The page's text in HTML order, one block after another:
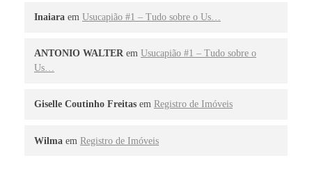
Inaiara em Usucapião #1 – Tudo sobre o Us…
ANTONIO WALTER em Usucapião #1 – Tudo sobre o
Us…
Giselle Coutinho Freitas em Registro de Imóveis
Wilma em Registro de Imóveis